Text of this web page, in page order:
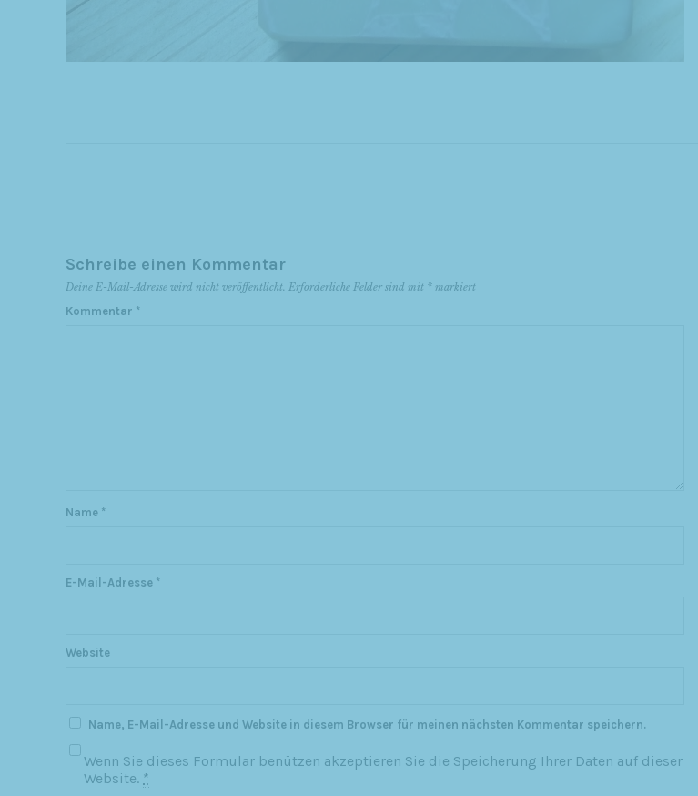
Schreibe einen Kommentar
Deine E-Mail-Adresse wird nicht veröffentlicht. Erforderliche Felder sind mit * markiert
Kommentar *
Name *
E-Mail-Adresse *
Website
Name, E-Mail-Adresse und Website in diesem Browser für meinen nächsten Kommentar speichern.
Wenn Sie dieses Formular benützen akzeptieren Sie die Speicherung Ihrer Daten auf dieser
Website. *